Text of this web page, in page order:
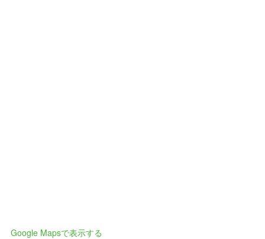
Google Mapsで表示する